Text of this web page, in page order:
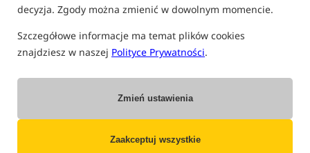
decyzja. Zgody można zmienić w dowolnym momencie.
Szczegółowe informacje ma temat plików cookies
znajdziesz w naszej Polityce Prywatności.
Zmień ustawienia
Zaakceptuj wszystkie
"naszym magazynie"
Cena PLN